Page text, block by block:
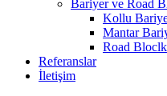
Bariyer ve Road
Kollu
Mantar
Road
Referanslar
İletişim